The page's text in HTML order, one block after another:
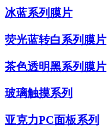
冰蓝系列膜片
荧光蓝转白系列膜片
茶色透明黑系列膜片
玻璃触摸系列
亚克力PC面板系列